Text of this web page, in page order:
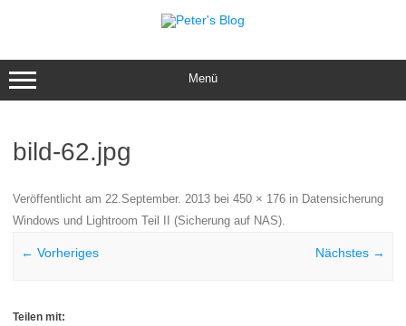
Menü
bild-62.jpg
Veröffentlicht am 22.September. 2013 bei 450 × 176 in Datensicherung
Windows und Lightroom Teil II (Sicherung auf NAS).
← Vorheriges Nächstes →
Teilen mit: